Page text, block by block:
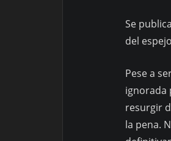
Se
del
Pese a
ignorada
resurgir
la pena.